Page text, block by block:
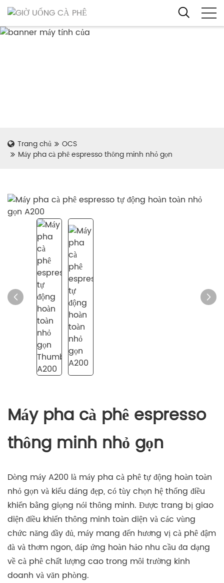
Trang chủ
OCS
Máy pha cà phê espresso thông minh nhỏ gọn
Máy pha cà phê espresso
thông minh nhỏ gọn
Dòng máy A200 là máy pha cà phê tự động hoàn toàn
nhỏ gọn và kiểu dáng đẹp, có tùy chọn hệ thống điều
khiển bằng giọng nói thông minh. Được trang bị giao
diện điều khiển thông minh toàn diện và các vùng
chức năng đầy đủ, máy mang đến hương vị cà phê đậm
đà và thơm ngon, đáp ứng hoàn hảo nhu cầu đa dạng
về cà phê chất lượng cao trong môi trường kinh
doanh và văn phòng.